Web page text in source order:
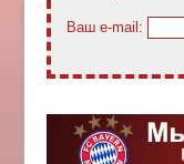
Ваш e-mail: